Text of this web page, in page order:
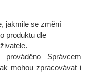
jakmile se změní
produktu dle
Správcem
mohou zpracovávat i